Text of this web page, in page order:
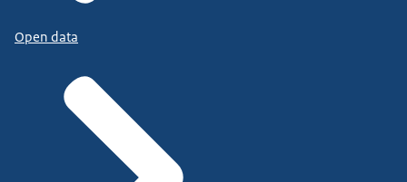
Open data